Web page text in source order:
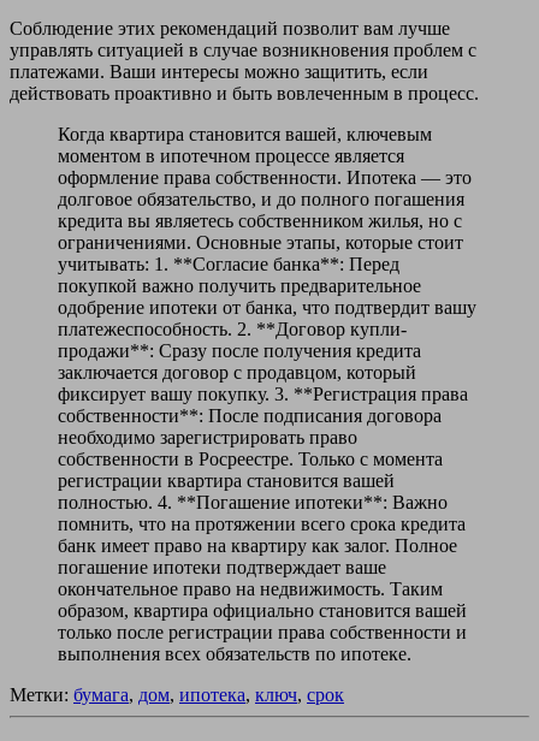
Соблюдение этих рекомендаций позволит вам лучше
управлять ситуацией в случае возникновения проблем с
платежами. Ваши интересы можно защитить, если
действовать проактивно и быть вовлеченным в процесс.
Когда квартира становится вашей, ключевым
моментом в ипотечном процессе является
оформление права собственности. Ипотека — это
долговое обязательство, и до полного погашения
кредита вы являетесь собственником жилья, но с
ограничениями. Основные этапы, которые стоит
учитывать: 1. **Согласие банка**: Перед
покупкой важно получить предварительное
одобрение ипотеки от банка, что подтвердит вашу
платежеспособность. 2. **Договор купли-
продажи**: Сразу после получения кредита
заключается договор с продавцом, который
фиксирует вашу покупку. 3. **Регистрация права
собственности**: После подписания договора
необходимо зарегистрировать право
собственности в Росреестре. Только с момента
регистрации квартира становится вашей
полностью. 4. **Погашение ипотеки**: Важно
помнить, что на протяжении всего срока кредита
банк имеет право на квартиру как залог. Полное
погашение ипотеки подтверждает ваше
окончательное право на недвижимость. Таким
образом, квартира официально становится вашей
только после регистрации права собственности и
выполнения всех обязательств по ипотеке.
Метки: бумага, дом, ипотека, ключ, срок